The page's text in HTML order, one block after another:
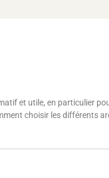
et utile, en particulier
choisir les différents